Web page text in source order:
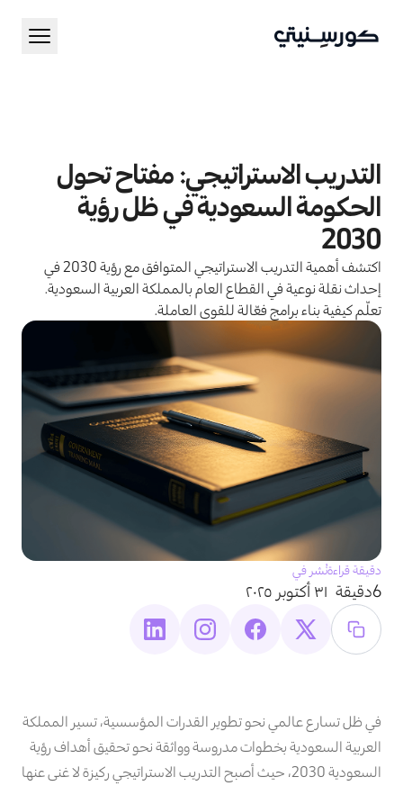
الخدمات
المدونة
احجز عرض توضيحي
التدريب الاستراتيجي: مفتاح تحول
الحكومة السعودية في ظل رؤية
2030
اكتشف أهمية التدريب الاستراتيجي المتوافق مع رؤية 2030 في
إحداث نقلة نوعية في القطاع العام بالمملكة العربية السعودية.
تعلّم كيفية بناء برامج فعّالة للقوى العاملة.
دقيقة قراءة
6دقيقة
نُشر في
٣١ أكتوبر ٢٠٢٥
في ظل تسارع عالمي نحو تطوير القدرات المؤسسية، تسير المملكة
العربية السعودية بخطوات مدروسة وواثقة نحو تحقيق أهداف رؤية
السعودية 2030، حيث أصبح التدريب الاستراتيجي ركيزة لا غنى عنها